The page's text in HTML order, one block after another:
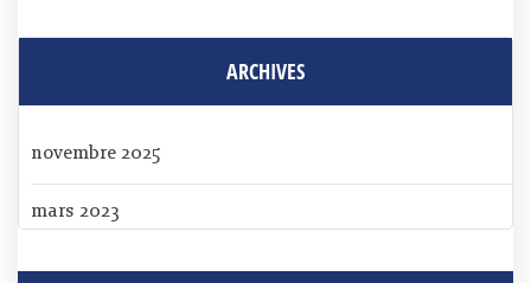
ARCHIVES
novembre 2025
mars 2023